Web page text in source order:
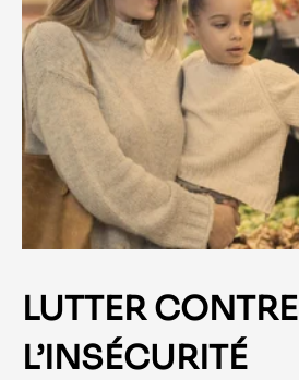
LUTTER CONTRE
L’INSÉCURITÉ